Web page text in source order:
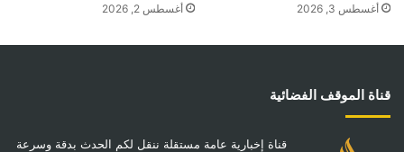
أغسطس 3, 2026 أغسطس 2, 2026
قناة الموقف الفضائية
قناة إخبارية عامة مستقلة ننقل لكم الحدث بدقة وسرعة